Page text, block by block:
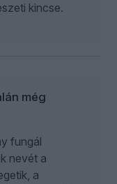
kincse.
még
fungál
nevét a
a